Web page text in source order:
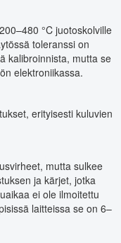
°C juotoskolville
toleranssi on
kalibroinnista, mutta se
elektroniikassa.
erityisesti kuluvien
mutta sulkee
ja kärjet, jotka
ei ole ilmoitettu
laitteissa se on 6–